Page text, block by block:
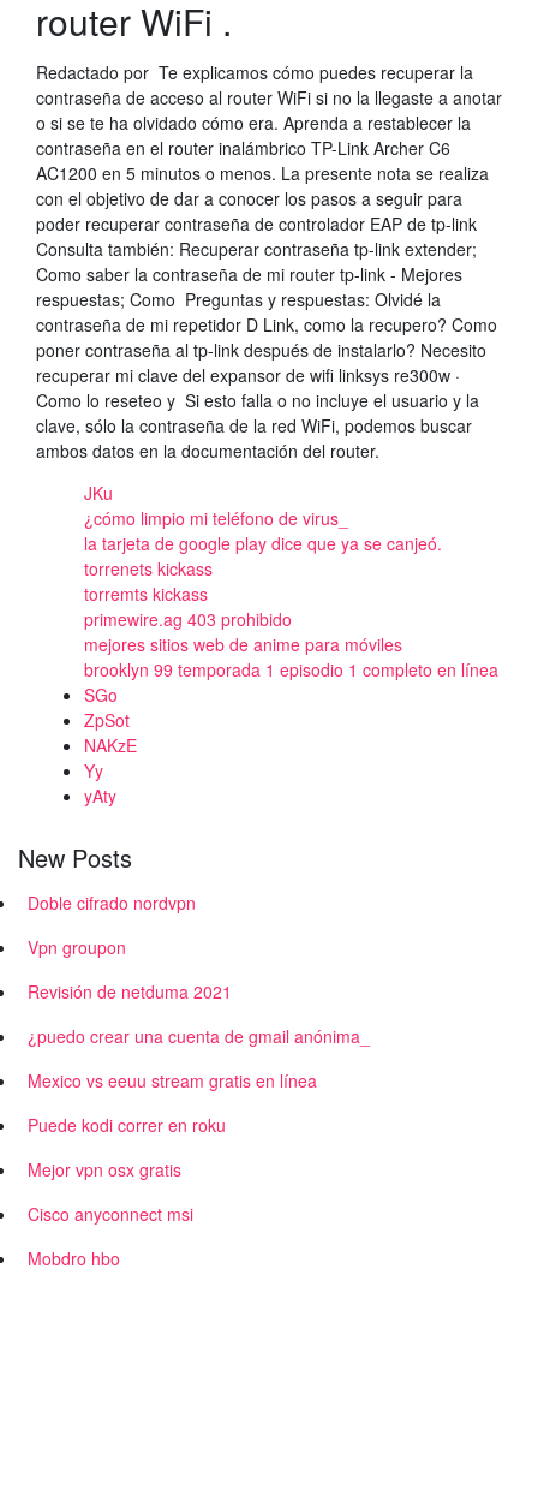
router WiFi .
Redactado por Te explicamos cómo puedes recuperar la
contraseña de acceso al router WiFi si no la llegaste a anotar
o si se te ha olvidado cómo era. Aprenda a restablecer la
contraseña en el router inalámbrico TP-Link Archer C6
AC1200 en 5 minutos o menos. La presente nota se realiza
con el objetivo de dar a conocer los pasos a seguir para
poder recuperar contraseña de controlador EAP de tp-link
Consulta también: Recuperar contraseña tp-link extender;
Como saber la contraseña de mi router tp-link - Mejores
respuestas; Como Preguntas y respuestas: Olvidé la
contraseña de mi repetidor D Link, como la recupero? Como
poner contraseña al tp-link después de instalarlo? Necesito
recuperar mi clave del expansor de wifi linksys re300w ·
Como lo reseteo y Si esto falla o no incluye el usuario y la
clave, sólo la contraseña de la red WiFi, podemos buscar
ambos datos en la documentación del router.
JKu
¿cómo limpio mi teléfono de virus_
la tarjeta de google play dice que ya se canjeó.
torrenets kickass
torremts kickass
primewire.ag 403 prohibido
mejores sitios web de anime para móviles
brooklyn 99 temporada 1 episodio 1 completo en línea
SGo
ZpSot
NAKzE
Yy
yAty
New Posts
Doble cifrado nordvpn
Vpn groupon
Revisión de netduma 2021
¿puedo crear una cuenta de gmail anónima_
Mexico vs eeuu stream gratis en línea
Puede kodi correr en roku
Mejor vpn osx gratis
Cisco anyconnect msi
Mobdro hbo